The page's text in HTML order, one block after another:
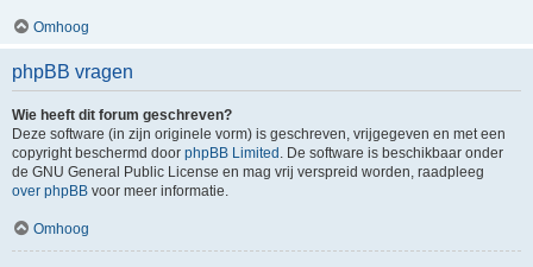
Omhoog
phpBB vragen
Wie heeft dit forum geschreven?
Deze software (in zijn originele vorm) is geschreven, vrijgegeven en met een
copyright beschermd door phpBB Limited . De software is beschikbaar onder
de GNU General Public License en mag vrij verspreid worden, raadpleeg
over phpBB voor meer informatie.
Omhoog